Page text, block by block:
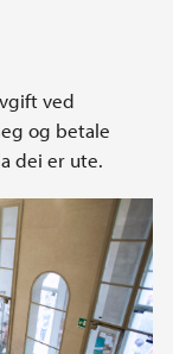
ved
og betale
dei er ute.